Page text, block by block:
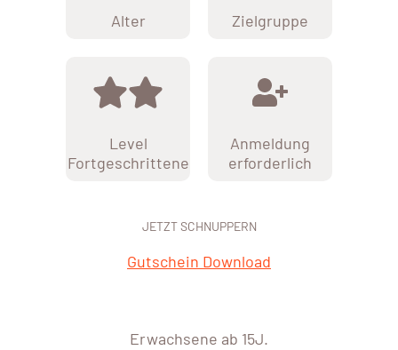
Alter Zielgruppe
Level
Fortgeschrittene
Anmeldung
erforderlich
JETZT SCHNUPPERN
Gutschein Download
Erwachsene ab 15J.